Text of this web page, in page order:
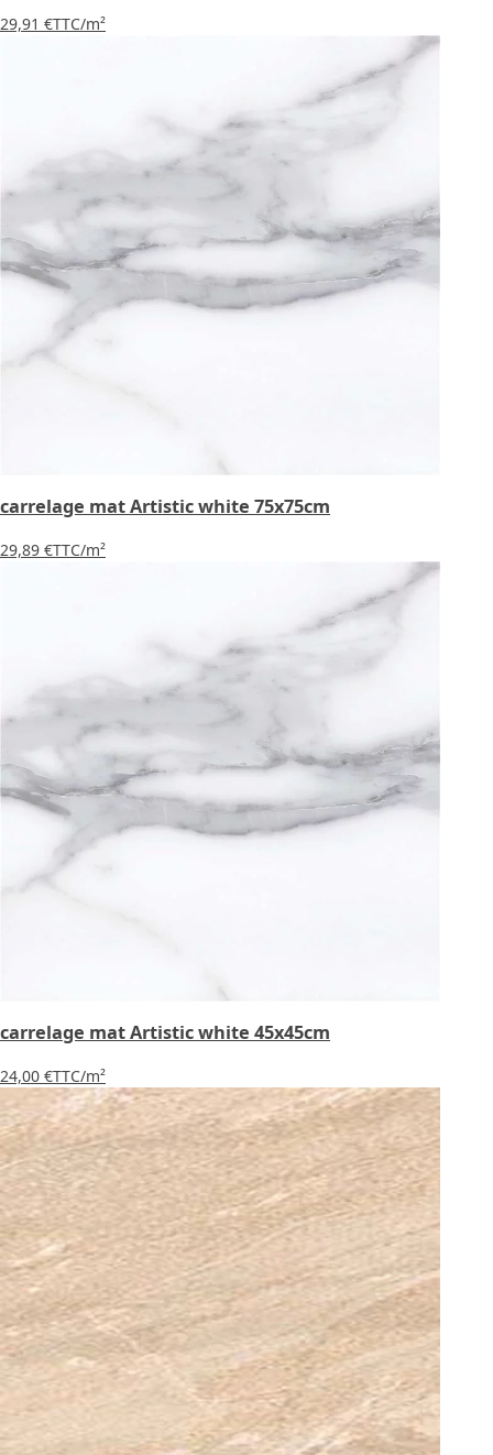
29,91 €TTC/m²
carrelage mat Artistic white 75x75cm
29,89 €TTC/m²
carrelage mat Artistic white 45x45cm
24,00 €TTC/m²